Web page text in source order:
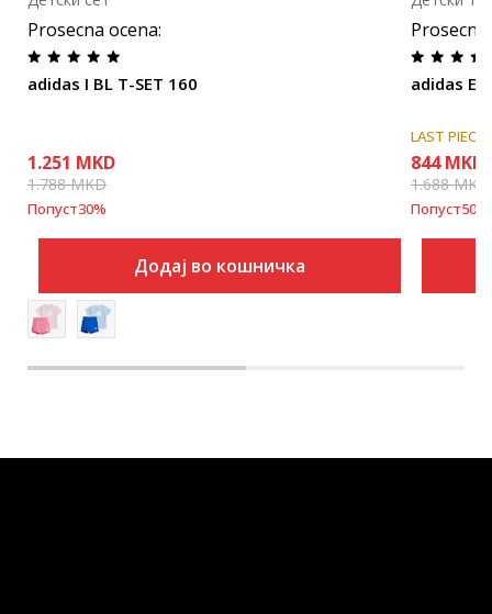
Prosecna ocena:
adidas I BL T-SET 160
1.251 MKD
1.788MKD
Попуст30%
Додај во кошничка
adidas
LAST PIECE
844 MKD
1.688MKD
Попуст50